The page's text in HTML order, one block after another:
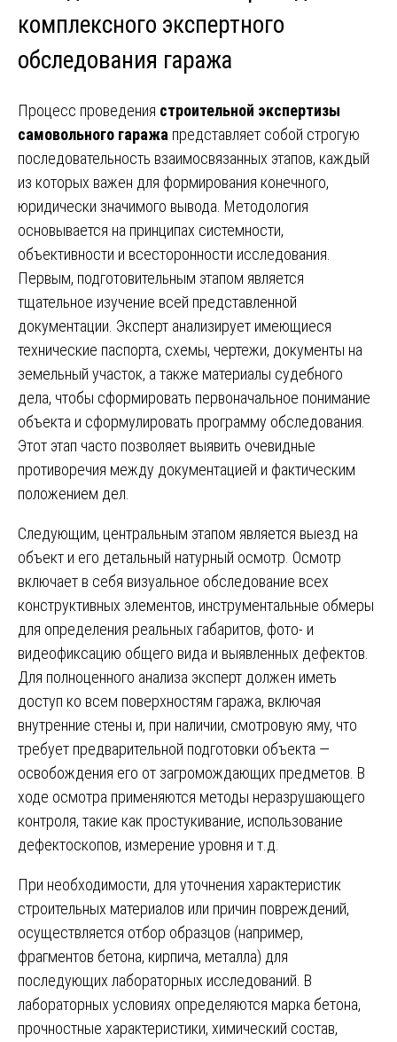
комплексного экспертного
обследования гаража
Процесс проведения строительной экспертизы
самовольного гаража представляет собой строгую
последовательность взаимосвязанных этапов, каждый
из которых важен для формирования конечного,
юридически значимого вывода. Методология
основывается на принципах системности,
объективности и всесторонности исследования.
Первым, подготовительным этапом является
тщательное изучение всей представленной
документации. Эксперт анализирует имеющиеся
технические паспорта, схемы, чертежи, документы на
земельный участок, а также материалы судебного
дела, чтобы сформировать первоначальное понимание
объекта и сформулировать программу обследования.
Этот этап часто позволяет выявить очевидные
противоречия между документацией и фактическим
положением дел.
Следующим, центральным этапом является выезд на
объект и его детальный натурный осмотр. Осмотр
включает в себя визуальное обследование всех
конструктивных элементов, инструментальные обмеры
для определения реальных габаритов, фото- и
видеофиксацию общего вида и выявленных дефектов.
Для полноценного анализа эксперт должен иметь
доступ ко всем поверхностям гаража, включая
внутренние стены и, при наличии, смотровую яму, что
требует предварительной подготовки объекта —
освобождения его от загромождающих предметов. В
ходе осмотра применяются методы неразрушающего
контроля, такие как простукивание, использование
дефектоскопов, измерение уровня и т.д.
При необходимости, для уточнения характеристик
строительных материалов или причин повреждений,
осуществляется отбор образцов (например,
фрагментов бетона, кирпича, металла) для
последующих лабораторных исследований. В
лабораторных условиях определяются марка бетона,
прочностные характеристики, химический состав,